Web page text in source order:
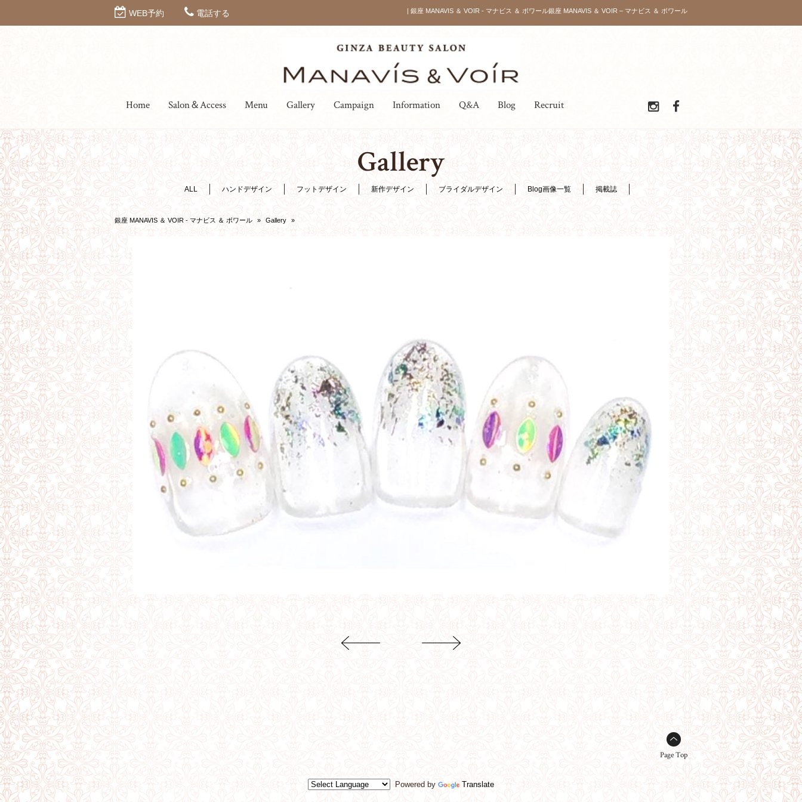
WEB予約 電話する | 銀座 MANAVIS ＆ VOIR - マナビス ＆ ボワール銀座 MANAVIS ＆ VOIR – マナビス ＆ ボワール
Home Salon＆Access Menu Gallery Campaign Information Q&A Blog Recruit
Gallery
ALL ハンドデザイン フットデザイン 新作デザイン ブライダルデザイン Blog画像一覧 掲載誌
銀座 MANAVIS ＆ VOIR - マナビス ＆ ボワール » Gallery »
Page Top
Powered by Translate